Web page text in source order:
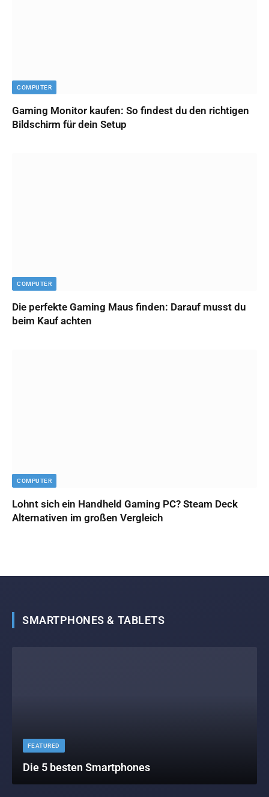
COMPUTER
Gaming Monitor kaufen: So findest du den richtigen
Bildschirm für dein Setup
COMPUTER
Die perfekte Gaming Maus finden: Darauf musst du
beim Kauf achten
COMPUTER
Lohnt sich ein Handheld Gaming PC? Steam Deck
Alternativen im großen Vergleich
SMARTPHONES & TABLETS
FEATURED
Die 5 besten Smartphones